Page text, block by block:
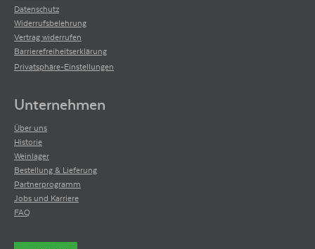
Datenschutz
Widerrufsbelehrung
Vertrag widerrufen
Barrierefreiheitserklärung
Privatsphäre-Einstellungen
Unternehmen
Über uns
Historie
Weinlager
Bestellung & Lieferung
Partnerprogramm
Jobs und Karriere
FAQ